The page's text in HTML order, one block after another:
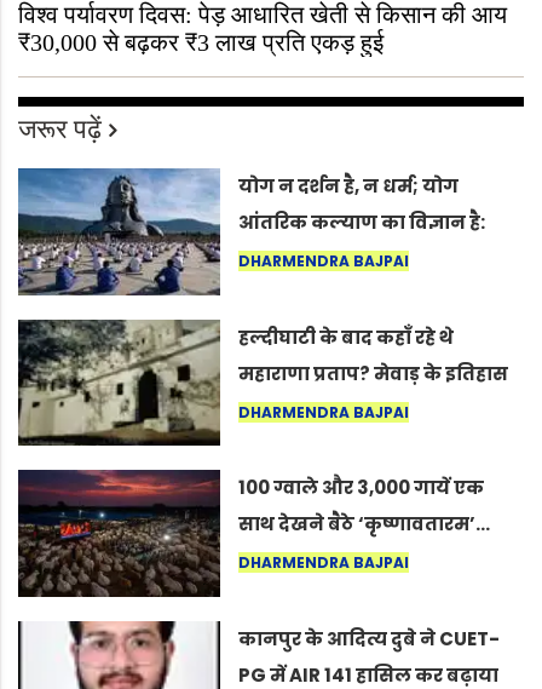
विश्व पर्यावरण दिवस: पेड़ आधारित खेती से किसान की आय
₹30,000 से बढ़कर ₹3 लाख प्रति एकड़ हुई
जरूर पढ़ें
योग न दर्शन है, न धर्म; योग
आंतरिक कल्याण का विज्ञान है:
अंतरराष्ट्रीय योग दिवस 2026 पर
DHARMENDRA BAJPAI
हल्दीघाटी के बाद कहाँ रहे थे
महाराणा प्रताप? मेवाड़ के इतिहास
का वह अनकहा अध्याय जो आज भी
DHARMENDRA BAJPAI
100 ग्वाले और 3,000 गायें एक
साथ देखने बैठे ‘कृष्णावतारम’…
नागपुर में दिखा ऐसा नज़ारा कि
कर सकते हैं”
DHARMENDRA BAJPAI
कानपुर के आदित्य दुबे ने CUET-
PG में AIR 141 हासिल कर बढ़ाया